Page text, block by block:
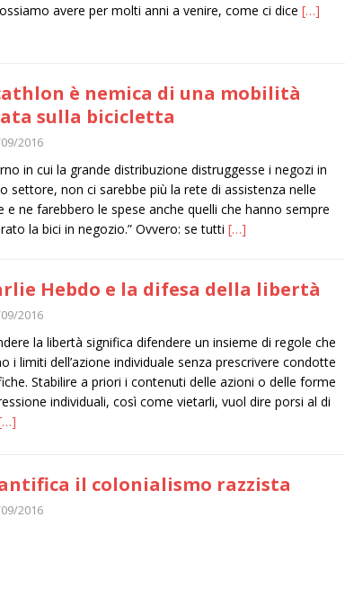
avere per molti anni a venire, come ci dice […]
è nemica di una mobilità
sulla bicicletta
2016
in cui la grande distribuzione distruggesse i negozi in
settore, non ci sarebbe più la rete di assistenza nelle
e ne farebbero le spese anche quelli che hanno sempre
la bici in negozio.” Ovvero: se tutti […]
Hebdo e la difesa della libertà
2016
la libertà significa difendere un insieme di regole che
i limiti dell’azione individuale senza prescrivere condotte
Stabilire a priori i contenuti delle azioni o delle forme
individuali, così come vietarli, vuol dire porsi al di
il colonialismo razzista
2016